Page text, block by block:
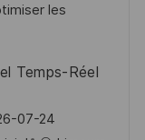
les
Temps-Réel
07-24